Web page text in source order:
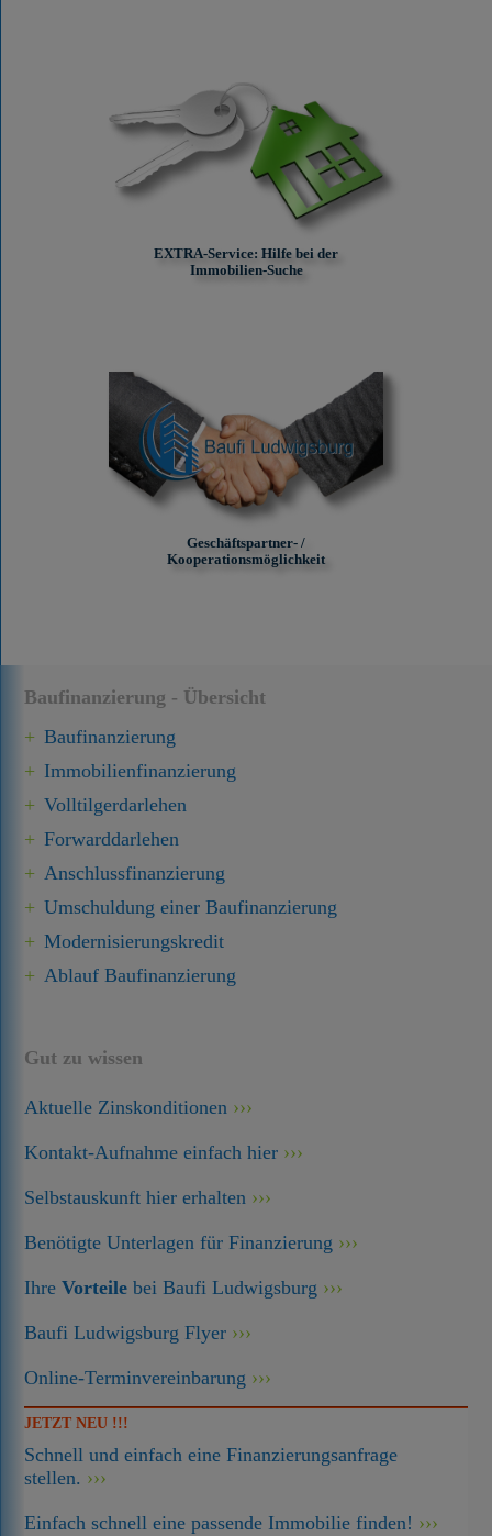
Baufinanzierung - Übersicht
Baufinanzierung
Immobilien­finanzierung
Volltilgerdarlehen
Forward­darlehen
Anschluss­finanzierung
Umschuldung einer Baufinanzierung
Modernisierungskredit
Ablauf Baufinanzierung
Gut zu wissen
Aktuelle Zinskonditionen
Kontakt-Aufnahme einfach hier
Selbstauskunft hier erhalten
Benötigte Unterlagen für Finanzierung
IhreVorteile bei Baufi Ludwigsburg
Baufi Ludwigsburg Flyer
Online-Terminvereinbarung
JETZT NEU !!!
Schnell und einfach eine Finanzierungsanfrage
stellen.
Einfach schnell eine passende Immobilie finden!
EXTRA-Service: Hilfe bei der
Immobilien-Suche
Geschäftspartner- /
Kooperationsmöglichkeit